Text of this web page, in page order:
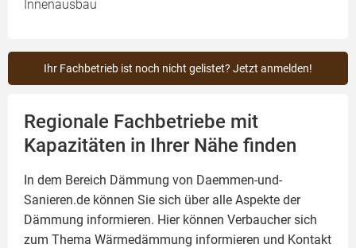
Innenausbau
Ihr Fachbetrieb ist noch nicht gelistet? Jetzt anmelden!
Regionale Fachbetriebe mit
Kapazitäten in Ihrer Nähe finden
In dem Bereich Dämmung von Daemmen-und-
Sanieren.de können Sie sich über alle Aspekte der
Dämmung informieren. Hier können Verbaucher sich
zum Thema Wärmedämmung informieren und Kontakt